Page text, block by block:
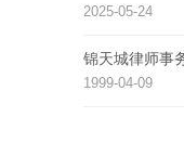
2025-05-24
锦天城律师事
1999-04-09